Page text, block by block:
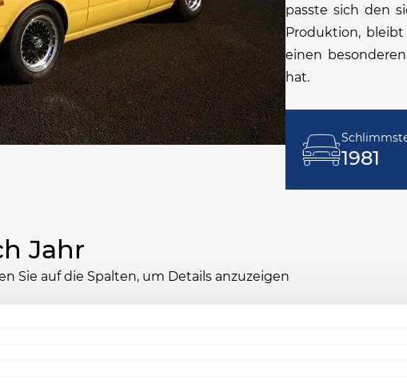
passte sich den
Produktion,
einen
hat.
1981
Jahr
Sie auf die Spalten, um Details anzuzeigen